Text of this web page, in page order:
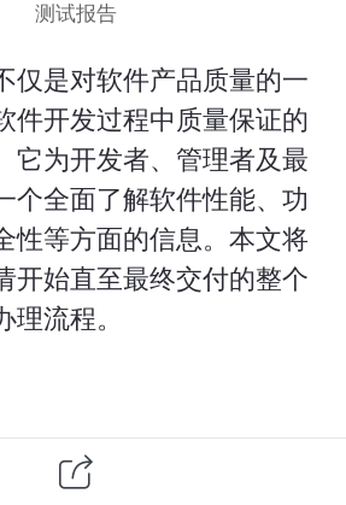
测试报告
仅是对软件产品质量的一
件开发过程中质量保证的
它为开发者、管理者及最
个全面了解软件性能、功
性等方面的信息。本文将
开始直至最终交付的整个
流程。